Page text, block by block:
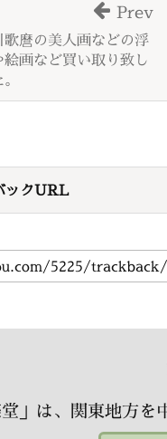
歌麿の美人画などの浮
画など買い取り致し
Prev
ックURL
」は、関東地方